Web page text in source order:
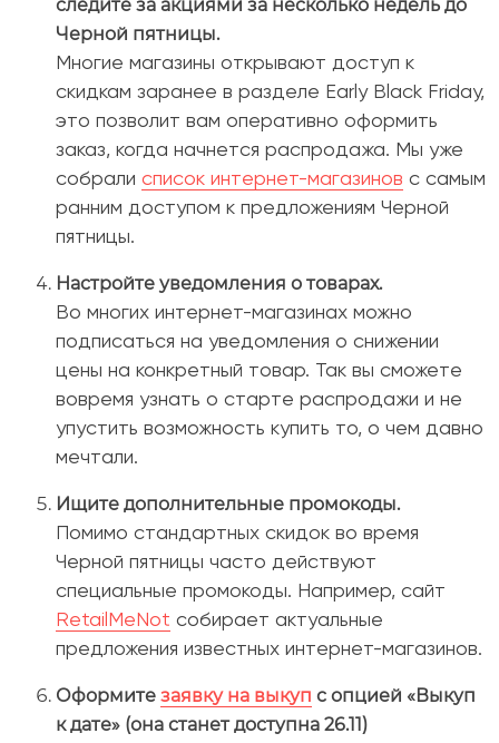
следите за акциями за несколько недель до
Черной пятницы.
Многие магазины открывают доступ к
скидкам заранее в разделе Early Black Friday,
это позволит вам оперативно оформить
заказ, когда начнется распродажа. Мы уже
собрали список интернет-магазинов с самым
ранним доступом к предложениям Черной
пятницы.
Настройте уведомления о товарах.
Во многих интернет-магазинах можно
подписаться на уведомления о снижении
цены на конкретный товар. Так вы сможете
вовремя узнать о старте распродажи и не
упустить возможность купить то, о чем давно
мечтали.
Ищите дополнительные промокоды.
Помимо стандартных скидок во время
Черной пятницы часто действуют
специальные промокоды. Например, сайт
RetailMeNot собирает актуальные
предложения известных интернет-магазинов.
Оформите заявку на выкуп с опцией «Выкуп
к дате» (она станет доступна 26.11)